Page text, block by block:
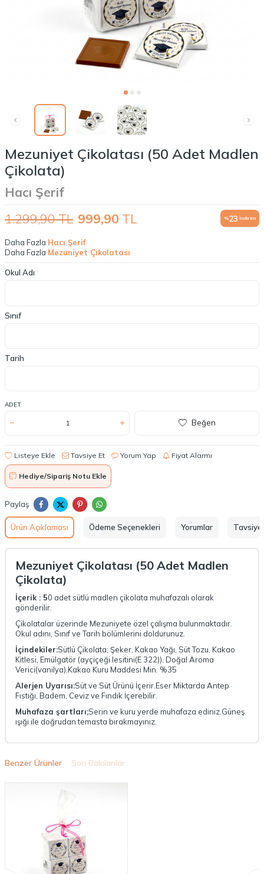
Mezuniyet Çikolatası (50 Adet Madlen
Çikolata)
Hacı Şerif
1.299,90TL 999,90 TL %23 İndirim
Daha Fazla Hacı Şerif
Daha Fazla Mezuniyet Çikolatası
Okul Adı
Sınıf
Tarih
ADET
Beğen
Listeye Ekle Tavsiye Et Yorum Yap Fiyat Alarmı
Hediye/Sipariş Notu Ekle
Paylaş
Ürün Açıklaması Ödeme Seçenekleri Yorumlar Tavsiye
Mezuniyet Çikolatası (50 Adet Madlen
Çikolata)
İçerik : 50 adet sütlü madlen çikolata muhafazalı olarak
gönderilir.
Çikolatalar üzerinde Mezuniyete özel çalışma bulunmaktadır.
Okul adını, Sınıf ve Tarih bölümlerini doldurunuz.
İçindekiler:Sütlü Çikolata; Şeker, Kakao Yağı, Süt Tozu, Kakao
Kitlesi, Emülgatör (ayçiçeği lesitini(E 322)), Doğal Aroma
Verici(vanilya).Kakao Kuru Maddesi Min. %35
Alerjen Uyarısı:Süt ve Süt Ürünü İçerir.Eser Miktarda Antep
Fıstığı, Badem, Ceviz ve Fındık İçerebilir.
Muhafaza şartları;Serin ve kuru yerde muhafaza ediniz.Güneş
ışığı ile doğrudan temasta bırakmayınız.
Benzer Ürünler Son Bakılanlar